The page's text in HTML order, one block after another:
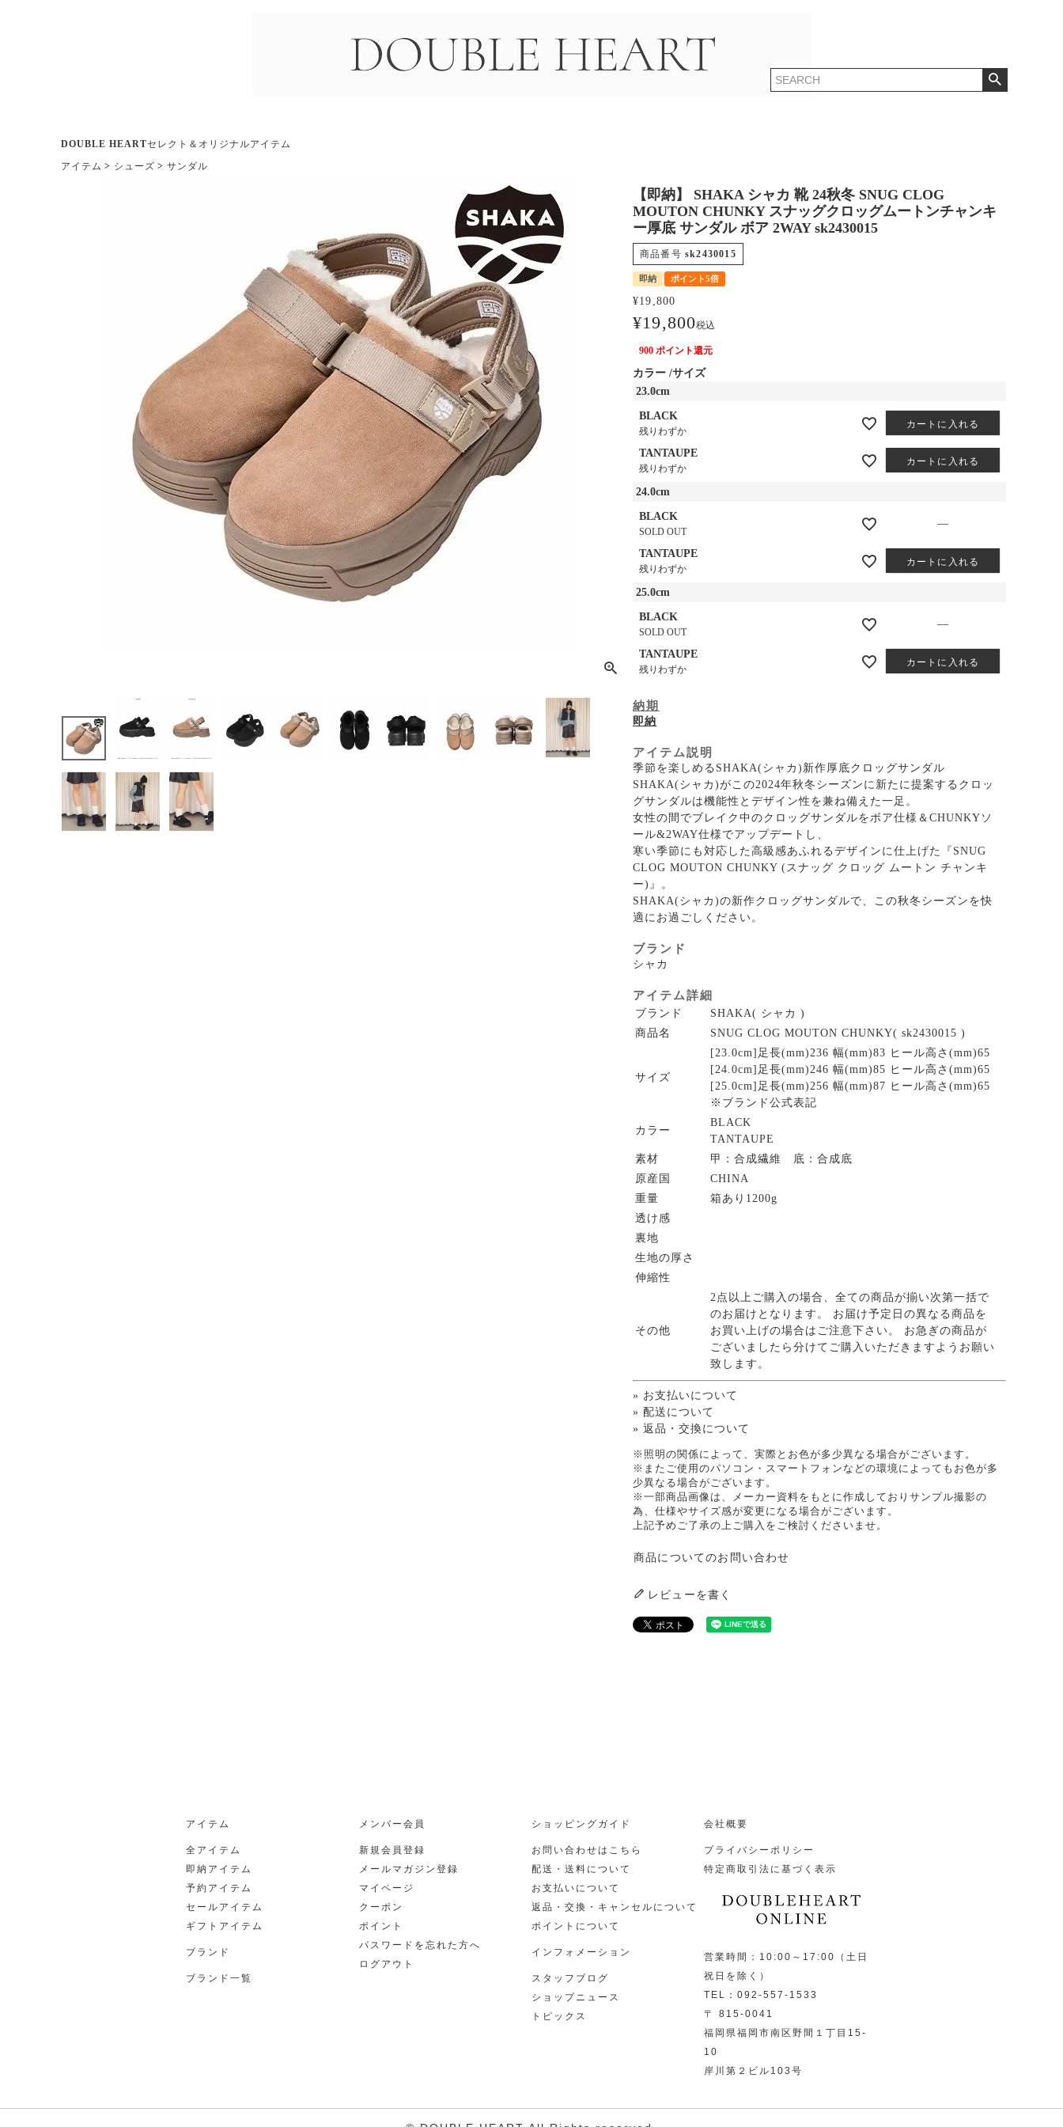
DOUBLE HEARTセレクト＆オリジナルアイテム
アイテム
シューズ サンダル
【即納】 SHAKA シャカ 靴 24秋冬 SNUG CLOG
MOUTON CHUNKY スナッグクロッグムートンチャンキ
ー厚底 サンダル ボア 2WAY sk2430015
商品番号 sk2430015
即納 ポイント5倍
¥19,800
¥19,800税込
900 ポイント還元
カラー サイズ
23.0cm
BLACK
残りわずか
カートに入れる
TANTAUPE
残りわずか
カートに入れる
24.0cm
BLACK
SOLD OUT
—
TANTAUPE
残りわずか
カートに入れる
25.0cm
BLACK
SOLD OUT
—
TANTAUPE
残りわずか
カートに入れる
納期
即納
アイテム説明
季節を楽しめるSHAKA(シャカ)新作厚底クロッグサンダル
SHAKA(シャカ)がこの2024年秋冬シーズンに新たに提案するクロッ
グサンダルは機能性とデザイン性を兼ね備えた一足。
女性の間でブレイク中のクロッグサンダルをボア仕様＆CHUNKYソ
ール&2WAY仕様でアップデートし、
寒い季節にも対応した高級感あふれるデザインに仕上げた『SNUG
CLOG MOUTON CHUNKY (スナッグ クロッグ ムートン チャンキ
ー)』。
SHAKA(シャカ)の新作クロッグサンダルで、この秋冬シーズンを快
適にお過ごしください。
ブランド
シャカ
アイテム詳細
ブランド
SHAKA( シャカ )
商品名
SNUG CLOG MOUTON CHUNKY( sk2430015 )
サイズ
[23.0cm]足長(mm)236 幅(mm)83 ヒール高さ(mm)65
[24.0cm]足長(mm)246 幅(mm)85 ヒール高さ(mm)65
[25.0cm]足長(mm)256 幅(mm)87 ヒール高さ(mm)65
※ブランド公式表記
カラー
BLACK
TANTAUPE
素材
甲：合成繊維 底：合成底
原産国
CHINA
重量
箱あり1200g
透け感
裏地
生地の厚さ
伸縮性
その他
2点以上ご購入の場合、全ての商品が揃い次第一括で
のお届けとなります。 お届け予定日の異なる商品を
お買い上げの場合はご注意下さい。 お急ぎの商品が
ございましたら分けてご購入いただきますようお願い
致します。
» お支払いについて
» 配送について
» 返品・交換について
※照明の関係によって、実際とお色が多少異なる場合がございます。
※またご使用のパソコン・スマートフォンなどの環境によってもお色が多
少異なる場合がございます。
※一部商品画像は、メーカー資料をもとに作成しておりサンプル撮影の
為、仕様やサイズ感が変更になる場合がございます。
上記予めご了承の上ご購入をご検討くださいませ。
商品についてのお問い合わせ
レビューを書く
アイテム
全アイテム
即納アイテム
予約アイテム
セールアイテム
ギフトアイテム
ブランド
ブランド一覧
メンバー会員
新規会員登録
メールマガジン登録
マイページ
クーポン
ポイント
パスワードを忘れた方へ
ログアウト
ショッピングガイド
お問い合わせはこちら
配送・送料について
お支払いについて
返品・交換・キャンセルについて
ポイントについて
インフォメーション
スタッフブログ
ショップニュース
トピックス
会社概要
プライバシーポリシー
特定商取引法に基づく表示
営業時間：10:00～17:00（土日
祝日を除く）
TEL：092-557-1533
〒 815-0041
福岡県福岡市南区野間１丁目15-
10
岸川第２ビル103号